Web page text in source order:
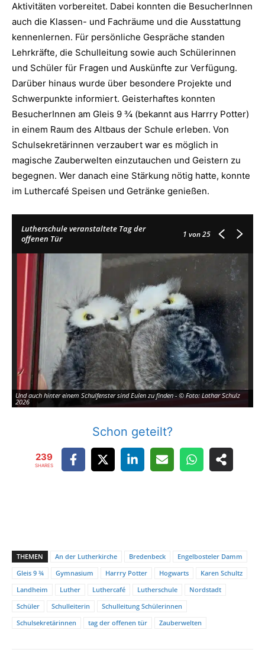
Aktivitäten vorbereitet. Dabei konnten die BesucherInnen
auch die Klassen- und Fachräume und die Ausstattung
kennenlernen. Für persönliche Gespräche standen
Lehrkräfte, die Schulleitung sowie auch Schülerinnen
und Schüler für Fragen und Auskünfte zur Verfügung.
Darüber hinaus wurde über besondere Projekte und
Schwerpunkte informiert. Geisterhaftes konnten
BesucherInnen am Gleis 9 ¾ (bekannt aus Harrry Potter)
in einem Raum des Altbaus der Schule erleben. Von
Schulsekretärinnen verzaubert war es möglich in
magische Zauberwelten einzutauchen und Geistern zu
begegnen. Wer danach eine Stärkung nötig hatte, konnte
im Luthercafé Speisen und Getränke genießen.
Lutherschule veranstaltete Tag der
offenen Tür
1 von 25
Und auch hinter einem Schulfenster sind Eulen zu finden - © Foto: Lothar Schulz
2026
Schon geteilt?
239
SHARES
THEMEN An der Lutherkirche Bredenbeck
Engelbosteler Damm
Gleis 9 ¾
Gymnasium Harrry Potter Hogwarts
Karen Schultz
Landheim
Luther Luthercafé Lutherschule
Nordstadt
Schüler
Schulleiterin
Schulleitung Schülerinnen
Schulsekretärinnen
tag der offenen tür Zauberwelten